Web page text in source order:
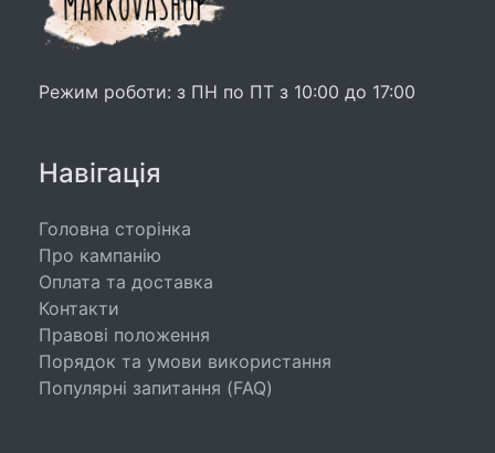
Режим роботи: з ПН по ПТ з 10:00 до 17:00
Навігація
Головна сторінка
Про кампанію
Оплата та доставка
Контакти
Правові положення
Порядок та умови використання
Популярні запитання (FAQ)